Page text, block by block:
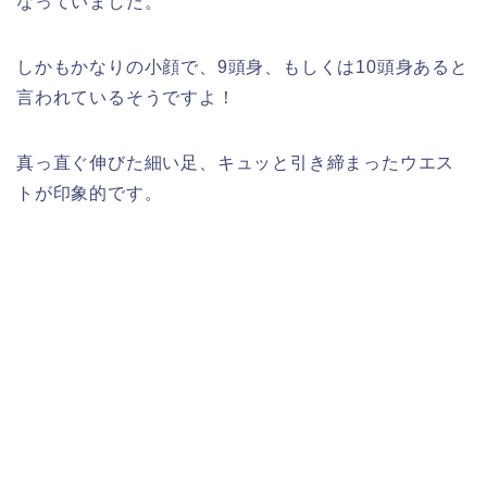
しかもかなりの小顔で、9頭身、もしくは10頭身あると
言われているそうですよ！
真っ直ぐ伸びた細い足、キュッと引き締まったウエス
トが印象的です。